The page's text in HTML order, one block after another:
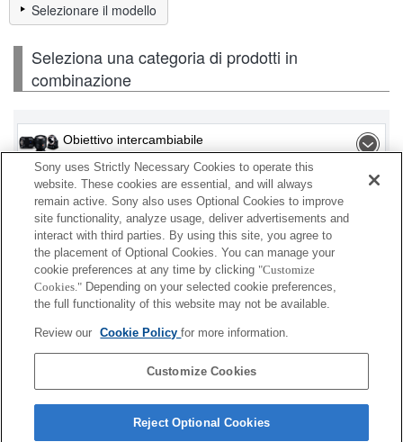
Selezionare il modello
Seleziona una categoria di prodotti in
combinazione
Obiettivo intercambiabile
Flash / Lampada
Scheda di memoria
Alimentazione
Accessori
A seconda del paese o dell'area geografica, alcuni
prodotti visualizzati potrebbero non essere
Sony uses Strictly Necessary Cookies to operate this
website. These cookies are essential, and will always
remain active. Sony also uses Optional Cookies to improve
site functionality, analyze usage, deliver advertisements and
interact with third parties. By using this site, you agree to
the placement of Optional Cookies. You can manage your
cookie preferences at any time by clicking "Customize
Cookies." Depending on your selected cookie preferences,
the full functionality of this website may not be available.
Review our Cookie Policyfor more information.
Customize Cookies
Reject Optional Cookies